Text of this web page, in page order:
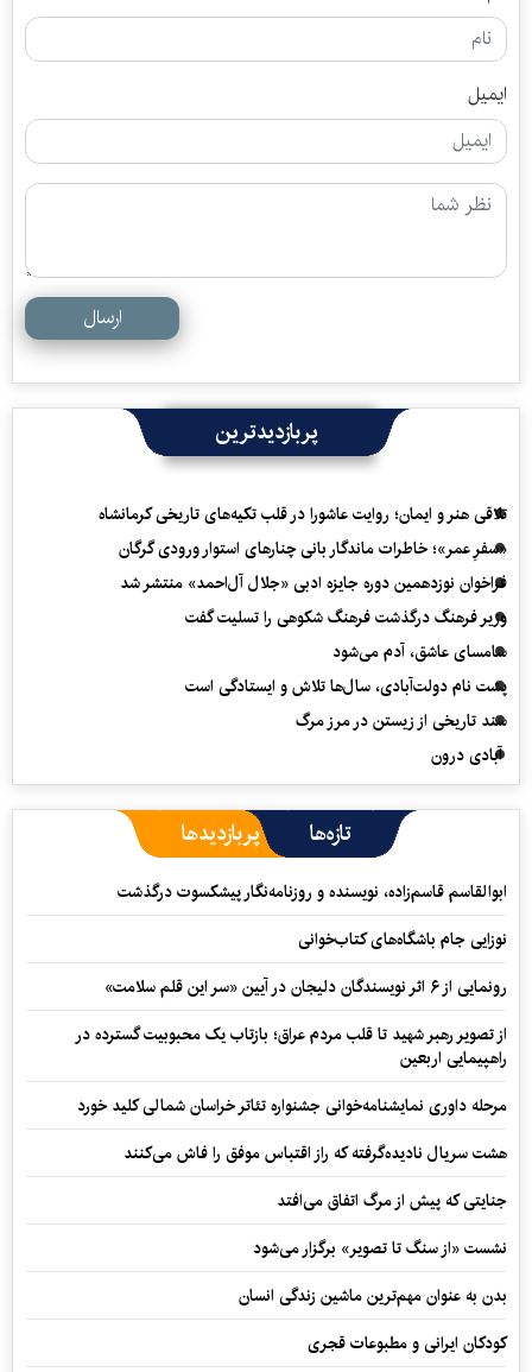
ایمیل
ارسال
پربازدیدترین
تلاقی هنر و ایمان؛ روایت عاشورا در قلب تکیه‌های تاریخی کرمانشاه
«سفرِ عمر»؛ خاطرات ماندگار بانی چنارهای استوار ورودی گرگان
فراخوان نوزدهمین دوره جایزه ادبی «جلال آل‌احمد» منتشر شد
وزیر فرهنگ درگذشت فرهنگ شکوهی را تسلیت گفت
سامسای عاشق، آدم می‌شود
پشت نام دولت‌آبادی، سال‌ها تلاش و ایستادگی است
سند تاریخی از زیستن در مرز مرگ
آبادی درون
تازه‌ها پربازدیدها
ابوالقاسم قاسم‌زاده، نویسنده و روزنامه‌نگار پیشکسوت درگذشت
نوزایی جام باشگاه‌های کتاب‌خوانی
رونمایی از ۶ اثر نویسندگان دلیجان در آیین «سر این قلم سلامت»
از تصویر رهبر شهید تا قلب مردم عراق؛ بازتاب یک محبوبیت گسترده در
راهپیمایی اربعین
مرحله داوری نمایشنامه‌خوانی جشنواره تئاتر خراسان شمالی کلید خورد
هشت سریال نادیده‌گرفته که راز اقتباس موفق را فاش می‌کنند
جنایتی که پیش از مرگ اتفاق می‌افتد
نشست «از سنگ تا تصویر» برگزار می‌شود
بدن به عنوان مهم‌ترین ماشین زندگی انسان
کودکان ایرانی و مطبوعات قجری